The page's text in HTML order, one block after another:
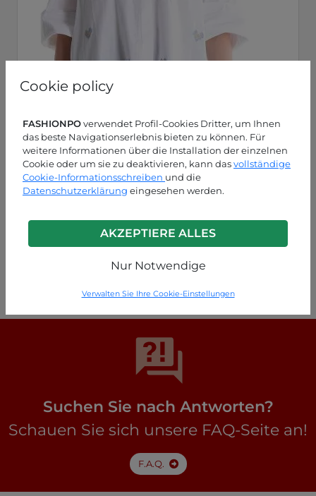
Cookie policy
FASHIONPOverwendet Profil-Cookies Dritter, um Ihnen
das beste Navigationserlebnis bieten zu können. Für
weitere Informationen über die Installation der einzelnen
Cookie oder um sie zu deaktivieren, kann dasvollständige
Cookie-Informationsschreiben und die
Datenschutzerklärung eingesehen werden.
AKZEPTIERE ALLES
Nur Notwendige
Verwalten Sie Ihre Cookie-Einstellungen
Suchen Sie nach Antworten?
Schauen Sie sich unsere FAQ-Seite an!
F.A.Q.